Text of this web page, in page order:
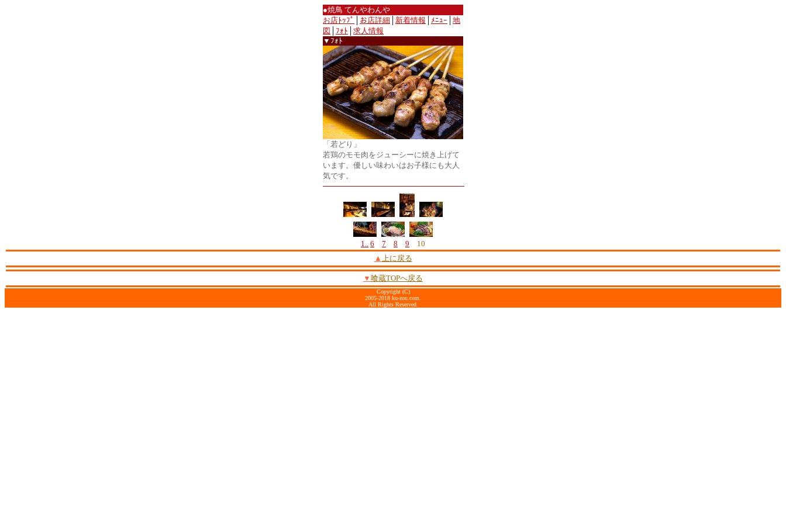
●焼鳥 てんやわんや
お店ﾄｯﾌﾟ
お店詳細 新着情報 ﾒﾆｭｰ
地
図
ﾌｫﾄ
求人情報
▼ﾌｫﾄ
「若どり」
若鶏のモモ肉をジューシーに焼き上げて
います。優しい味わいはお子様にも大人
気です。
1.. 6 7 8 9 10
▲ 上に戻る
▼ 喰蔵TOPへ戻る
Copyright (C)
2005-2018 ku-zou.com.
All Rights Reserved.